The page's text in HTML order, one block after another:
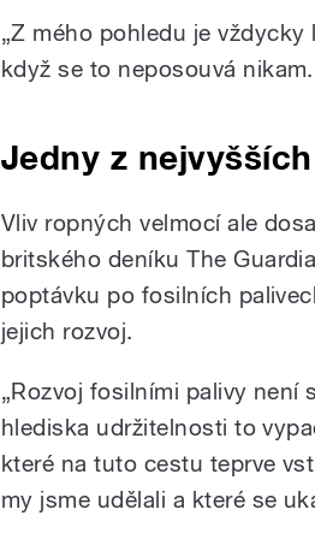
„Z mého pohledu je
když se to neposouvá
Jedny z
Vliv ropných velmocí ale
britského deníku The
poptávku po fosilních
jejich rozvoj.
„Rozvoj fosilními palivy není
hlediska udržitelnosti to
které na tuto cestu teprve
my jsme udělali a které se